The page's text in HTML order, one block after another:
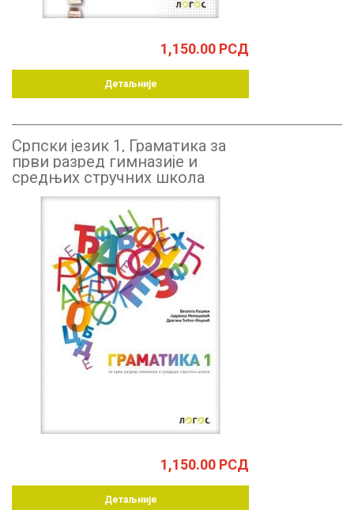
1,150.00 РСД
Детаљније
Српски језик 1, Граматика за
први разред гимназије и
средњих стручних школа
1,150.00 РСД
Детаљније